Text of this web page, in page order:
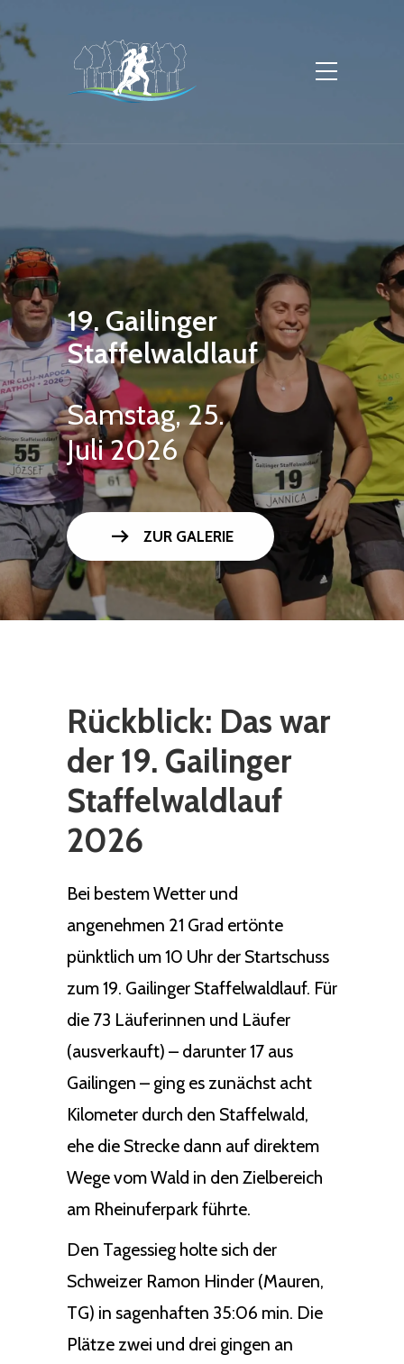
19. Gailinger
Staffelwaldlauf
Samstag, 25.
Juli 2026
arrow_right_alt ZUR GALERIE
Rückblick: Das war
der 19. Gailinger
Staffelwaldlauf
2026
Bei bestem Wetter und
angenehmen 21 Grad ertönte
pünktlich um 10 Uhr der Startschuss
zum 19. Gailinger Staffelwaldlauf. Für
die 73 Läuferinnen und Läufer
(ausverkauft) – darunter 17 aus
Gailingen – ging es zunächst acht
Kilometer durch den Staffelwald,
ehe die Strecke dann auf direktem
Wege vom Wald in den Zielbereich
am Rheinuferpark führte.
Den Tagessieg holte sich der
Schweizer Ramon Hinder (Mauren,
TG) in sagenhaften 35:06 min. Die
Plätze zwei und drei gingen an